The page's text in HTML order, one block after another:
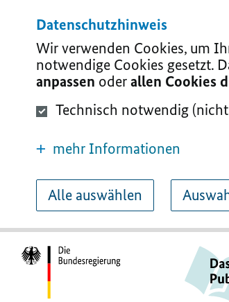
Datenschutzhinweis
Wir verwenden Cookies, um
notwendige Cookies gesetzt.
anpassen oderallen Cookies
Technisch notwendig
mehr Informationen
Alle auswählen